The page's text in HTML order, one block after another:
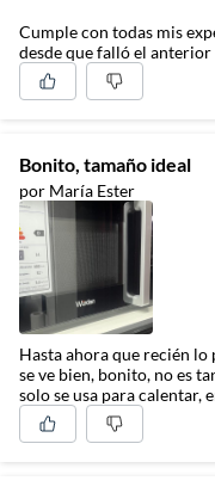
Cumple con todas mis
desde que falló el anterior
Bonito, tamaño ideal
por María Ester
Hasta ahora que recién lo
se ve bien, bonito, no es
solo se usa para calentar,